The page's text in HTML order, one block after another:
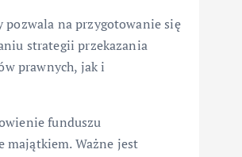
na przygotowanie się
strategii przekazania
prawnych, jak i
funduszu
majątkiem. Ważne jest